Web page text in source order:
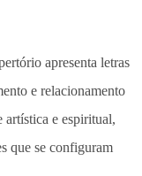
apresenta letras
e relacionamento
artística e espiritual,
que se configuram